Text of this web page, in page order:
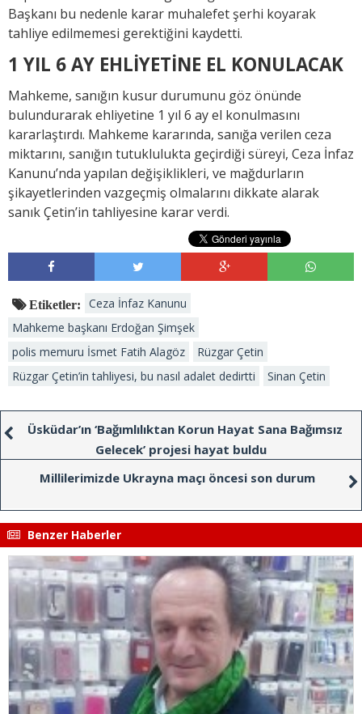
Başkanı bu nedenle karar muhalefet şerhi koyarak
tahliye edilmemesi gerektiğini kaydetti.
1 YIL 6 AY EHLİYETİNE EL KONULACAK
Mahkeme, sanığın kusur durumunu göz önünde
bulundurarak ehliyetine 1 yıl 6 ay el konulmasını
kararlaştırdı. Mahkeme kararında, sanığa verilen ceza
miktarını, sanığın tutuklulukta geçirdiği süreyi, Ceza İnfaz
Kanunu’nda yapılan değişiklikleri, ve mağdurların
şikayetlerinden vazgeçmiş olmalarını dikkate alarak
sanık Çetin’in tahliyesine karar verdi.
Etiketler:
Ceza İnfaz Kanunu
Mahkeme başkanı Erdoğan Şimşek
polis memuru İsmet Fatih Alagöz
Rüzgar Çetin
Rüzgar Çetin’in tahliyesi, bu nasıl adalet dedirtti
Sinan Çetin
Üsküdar’ın ‘Bağımlılıktan Korun Hayat Sana Bağımsız
Gelecek’ projesi hayat buldu
Millilerimizde Ukrayna maçı öncesi son durum
Benzer Haberler